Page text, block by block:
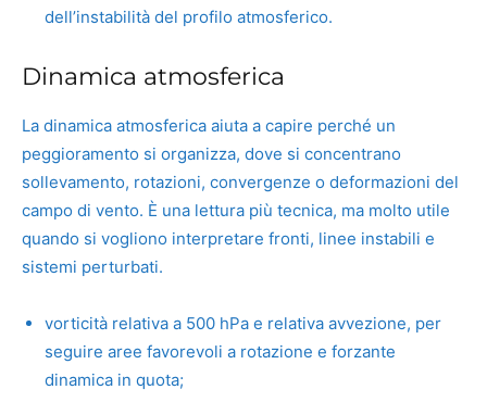
dell’instabilità del profilo atmosferico.
Dinamica atmosferica
La dinamica atmosferica aiuta a capire perché un
peggioramento si organizza, dove si concentrano
sollevamento, rotazioni, convergenze o deformazioni del
campo di vento. È una lettura più tecnica, ma molto utile
quando si vogliono interpretare fronti, linee instabili e
sistemi perturbati.
vorticità relativa a 500 hPa e relativa avvezione, per
seguire aree favorevoli a rotazione e forzante
dinamica in quota;